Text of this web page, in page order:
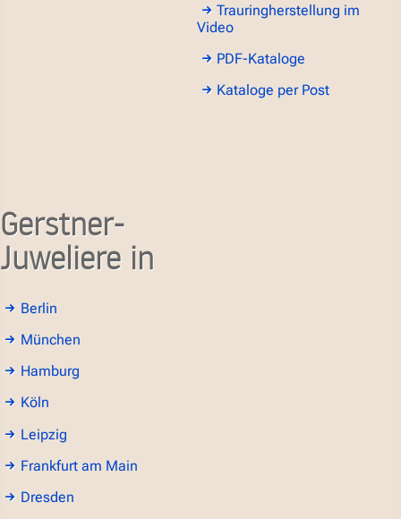
Trauringherstellung im
Video
PDF-Kataloge
Kataloge per Post
Gerstner-
Juweliere in
Berlin
München
Hamburg
Köln
Leipzig
Frankfurt am Main
Dresden